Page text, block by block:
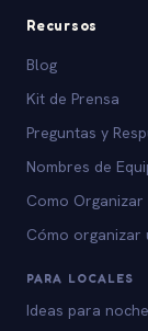
Recursos
Blog
Kit de Prensa
Preguntas y
Nombres de
Como Organizar
Cómo organizar
PARA LOCALES
Ideas para